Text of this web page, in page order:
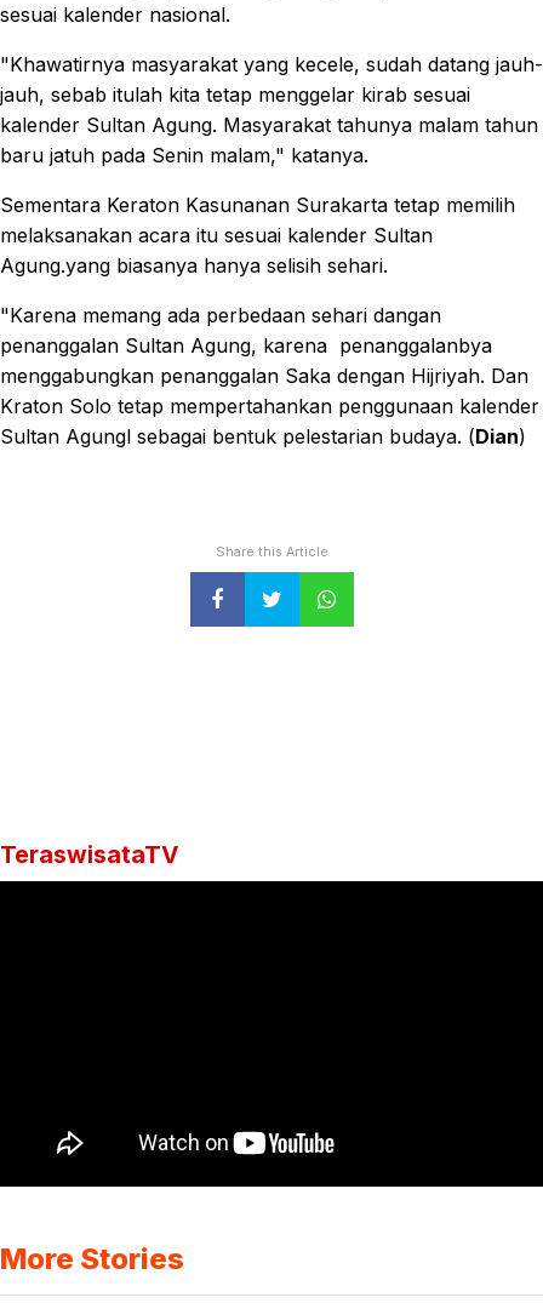
sesuai kalender nasional.
"Khawatirnya masyarakat yang kecele, sudah datang jauh-
jauh, sebab itulah kita tetap menggelar kirab sesuai
kalender Sultan Agung. Masyarakat tahunya malam tahun
baru jatuh pada Senin malam," katanya.
Sementara Keraton Kasunanan Surakarta tetap memilih
melaksanakan acara itu sesuai kalender Sultan
Agung.yang biasanya hanya selisih sehari.
"Karena memang ada perbedaan sehari dangan
penanggalan Sultan Agung, karena penanggalanbya
menggabungkan penanggalan Saka dengan Hijriyah. Dan
Kraton Solo tetap mempertahankan penggunaan kalender
Sultan Agungl sebagai bentuk pelestarian budaya. (Dian)
Share this Article
TeraswisataTV
More Stories